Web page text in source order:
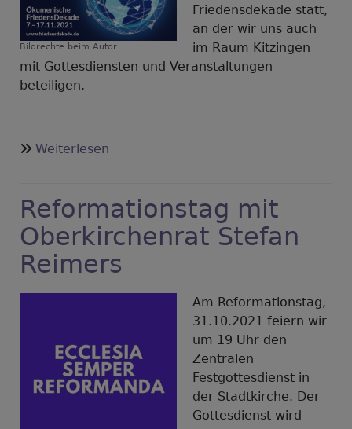
Bildrechte beim Autor
Friedensdekade statt,
an der wir uns auch
im Raum Kitzingen
mit Gottesdiensten und Veranstaltungen
beteiligen.
Weiterlesen
Reformationstag mit
Oberkirchenrat Stefan
Reimers
Am Reformationstag,
31.10.2021 feiern wir
um 19 Uhr den
Zentralen
Festgottesdienst in
der Stadtkirche. Der
Gottesdienst wird